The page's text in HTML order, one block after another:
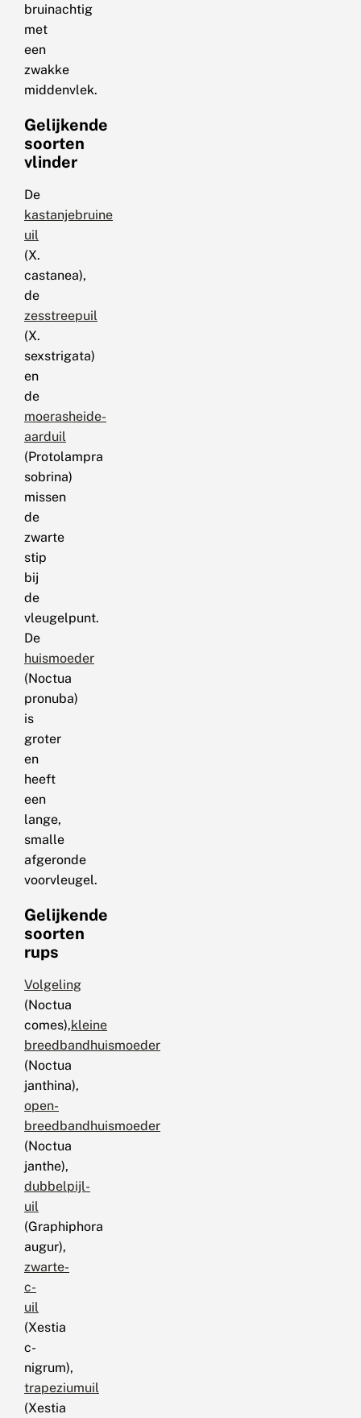
bruinachtig
met
een
zwakke
middenvlek.
Gelijkende
soorten
vlinder
De
kastanjebruine
uil
(X.
castanea),
de
zesstreepuil
(X.
sexstrigata)
en
de
moerasheide-
aarduil
(Protolampra
sobrina)
missen
de
zwarte
stip
bij
de
vleugelpunt.
De
huismoeder
(Noctua
pronuba)
is
groter
en
heeft
een
lange,
smalle
afgeronde
voorvleugel.
Gelijkende
soorten
rups
Volgeling
(Noctua
comes),kleine
breedbandhuismoeder
(Noctua
janthina),
open-
breedbandhuismoeder
(Noctua
janthe),
dubbelpijl-
uil
(Graphiphora
augur),
zwarte-
c-
uil
(Xestia
c-
nigrum),
trapeziumuil
(Xestia